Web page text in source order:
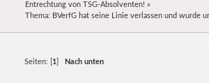
Entrechtung von TSG-Absolventen! »
Thema: BVerfG hat seine Linie verlassen und wurde
Seiten: [ 1 Nach unten